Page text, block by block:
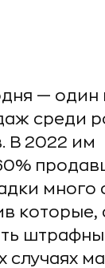
— один
среди
В 2022 им
много
которые,
случаях